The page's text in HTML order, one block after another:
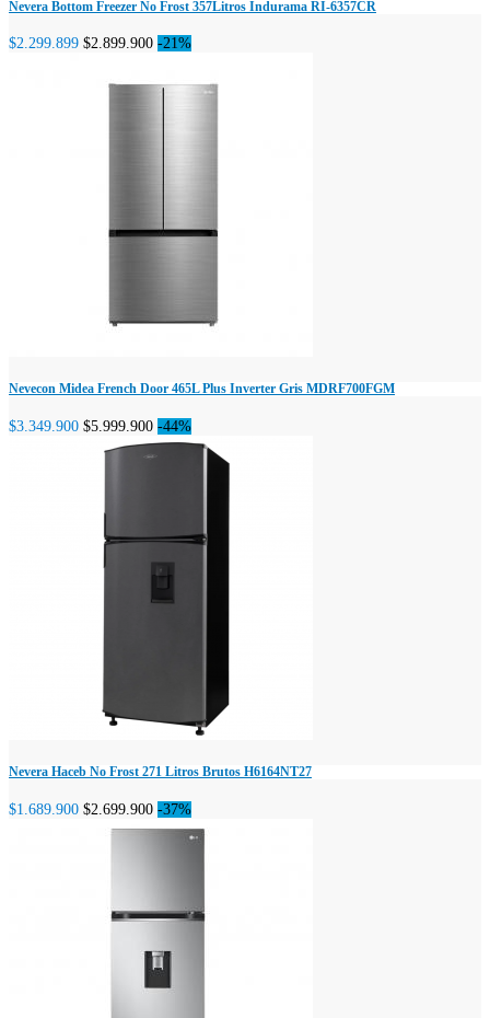
Nevera Bottom Freezer No Frost 357Litros Indurama RI-6357CR
$2.299.899 $2.899.900 -21%
Nevecon Midea French Door 465L Plus Inverter Gris MDRF700FGM
$3.349.900 $5.999.900 -44%
Nevera Haceb No Frost 271 Litros Brutos H6164NT27
$1.689.900 $2.699.900 -37%